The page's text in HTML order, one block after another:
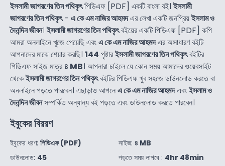
ইসলামী জাগরণের তিন পথিকৃৎপিডিএফ [PDF] একটি বাংলা বই। ইসলামী
জাগরণের তিন পথিকৃৎ- এ কে এম নাজির আহমদএর লেখা একটি জনপ্রিয়ইসলাম ও
দৈনন্দিন জীবন। ইসলামী জাগরণের তিন পথিকৃৎবইয়ের একটি পিডিএফ [PDF] কপি
আমরা অনলাইনে খুজে পেয়েছি এবংএ কে এম নাজির আহমদএর অসাধারণ বইটি
আপনাদের মাঝে শেয়ার করছি। 144 পৃষ্টারইসলামী জাগরণের তিন পথিকৃৎবইটির
পিডিএফ সাইজ মাত্র৪ MB। আপনারা চাইলে যে কোন সময় আমাদের ওয়েবসাইট
থেকেইসলামী জাগরণের তিন পথিকৃৎবইটির পিডিএফ খুব সহজে ডাউনলোড করতে বা
অনলাইনে পড়তে পারবেন। এছাড়াও আপনেএ কে এম নাজির আহমদএবংইসলাম ও
দৈনন্দিন জীবনসম্পর্কিত অন্যান্য বই পড়তে এবং ডাউনলোড করতে পারবেন।
ইবুকের বিররণ
ইবুকের ধরণ: পিডিএফ (PDF)
ডাউনলোড: 45
সাইজ: ৪ MB
পড়তে সময় লাগবে : 4hr 48min